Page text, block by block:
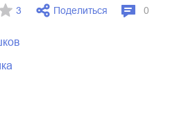
3 Поделиться 0